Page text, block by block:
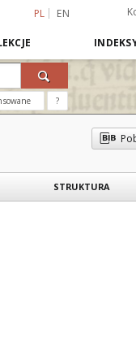
PL EN
?
STRUKTURA